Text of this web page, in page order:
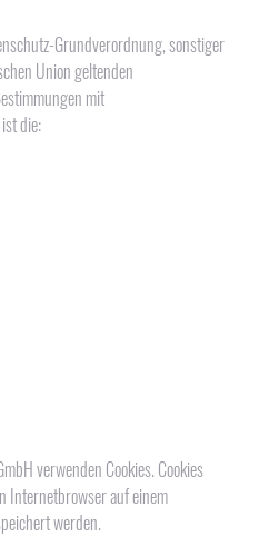
Grundverordnung, sonstiger
Union geltenden
mit
die:
verwenden Cookies. Cookies
Internetbrowser auf einem
werden.